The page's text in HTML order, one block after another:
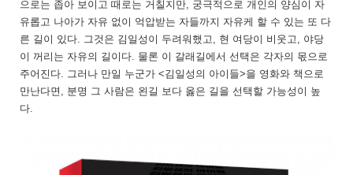
으로는 좁아 보이고 때로는 거칠지만, 궁극적으로 개인의 양심이 자
유롭고 나아가 자유 없이 억압받는 자들까지 자유케 할 수 있는 또 다
른 길이 있다. 그것은 김일성이 두려워했고, 현 여당이 비웃고, 야당
이 꺼리는 자유의 길이다. 물론 이 갈래길에서 선택은 각자의 몫으로
주어진다. 그러나 만일 누군가 <김일성의 아이들>을 영화와 책으로
만난다면, 분명 그 사람은 왼길 보다 옳은 길을 선택할 가능성이 높
다.